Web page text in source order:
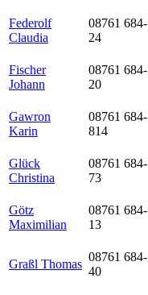
Federolf
Claudia
08761 684-
24
Fischer
Johann
08761 684-
20
Gawron
Karin
08761 684-
814
Glück
Christina
08761 684-
73
Götz
Maximilian
08761 684-
13
Graßl Thomas
08761 684-
40